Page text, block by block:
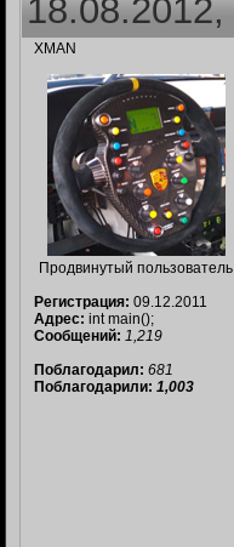
XMAN
Продвинутый пользователь
Регистрация: 09.12.2011
Адрес: int main();
Сообщений: 1,219
Поблагодарил: 681
Поблагодарили: 1,003